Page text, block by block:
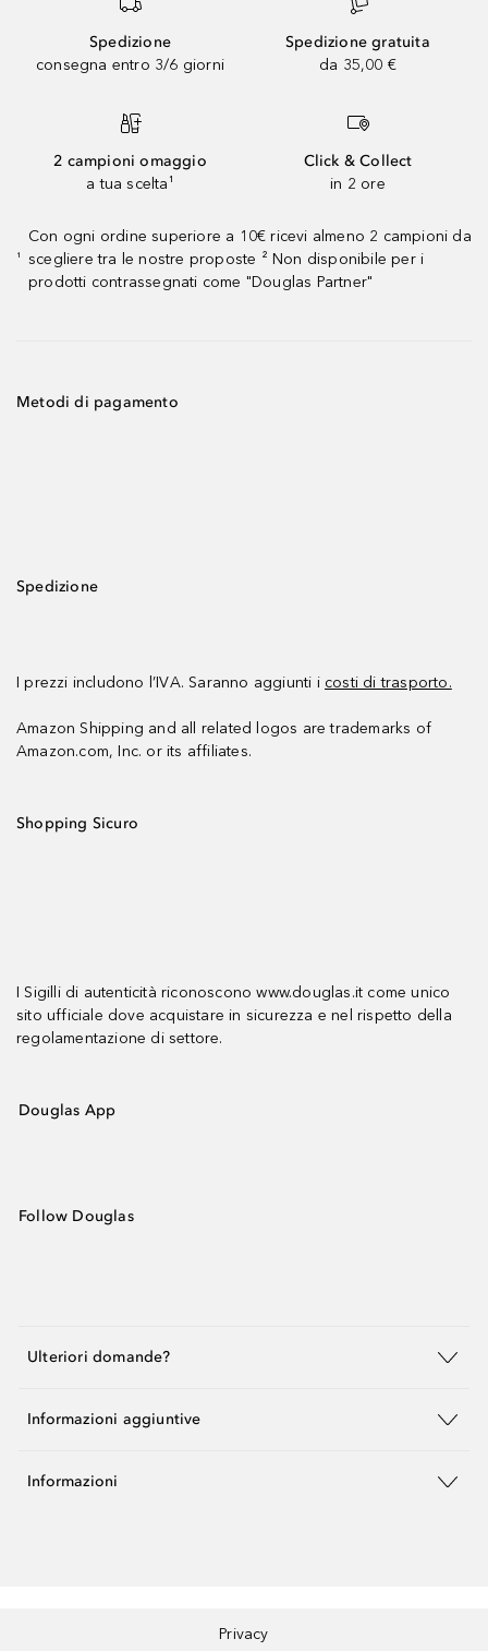
Spedizione
consegna entro 3/6 giorni
Spedizione gratuita
da 35,00 €
2 campioni omaggio
a tua scelta¹
Click & Collect
in 2 ore
¹
Con ogni ordine superiore a 10€ ricevi almeno 2 campioni da
scegliere tra le nostre proposte ² Non disponibile per i
prodotti contrassegnati come "Douglas Partner"
Metodi di pagamento
Spedizione
I prezzi includono l’IVA. Saranno aggiunti i costi di trasporto.
Amazon Shipping and all related logos are trademarks of
Amazon.com, Inc. or its affiliates.
Shopping Sicuro
I Sigilli di autenticità riconoscono www.douglas.it come unico
sito ufficiale dove acquistare in sicurezza e nel rispetto della
regolamentazione di settore.
Douglas App
Follow Douglas
Ulteriori domande?
Informazioni aggiuntive
Informazioni
Privacy